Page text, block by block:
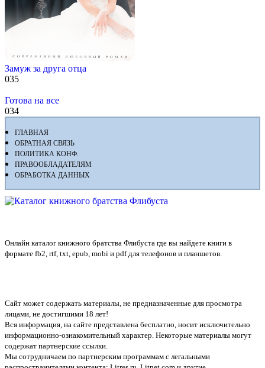
Замуж за друга отца
035
Готова на все
034
ГЛАВНАЯ
ОБРАТНАЯ СВЯЗЬ
ПОЛИТИКА КОНФ.
ПРАВООБЛАДАТЕЛЯМ
ОБРАБОТКА ДАННЫХ
Онлайн каталог книжного братства Флибуста где вы найдете книги в
формате fb2, rtf, txt, epub, mobi и pdf для телефонов и планшетов.
Сайт может содержать материалы, не предназначенные для просмотра
лицами, не достигшими 18 лет!
Вся информация, на сайте представлена бесплатно, носит исключительно
информационно-ознакомительный характер. Некоторые материалы могут
содержат партнерские ссылки.
Мы сотрудничаем по партнерским программам с легальными